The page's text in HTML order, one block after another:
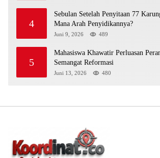
4
Sebulan Setelah Penyitaan 77
Mana Arah Penyidikannya?
Juni 9, 2026 489
5
Mahasiswa Khawatir Perluasan
Semangat Reformasi
Juni 13, 2026 480